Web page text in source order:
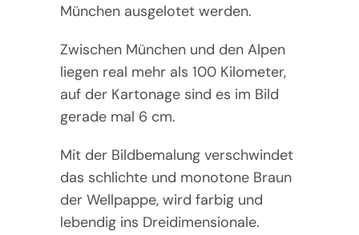
München ausgelotet werden.
Zwischen München und den Alpen
liegen real mehr als 100 Kilometer,
auf der Kartonage sind es im Bild
gerade mal 6 cm.
Mit der Bildbemalung verschwindet
das schlichte und monotone Braun
der Wellpappe, wird farbig und
lebendig ins Dreidimensionale.